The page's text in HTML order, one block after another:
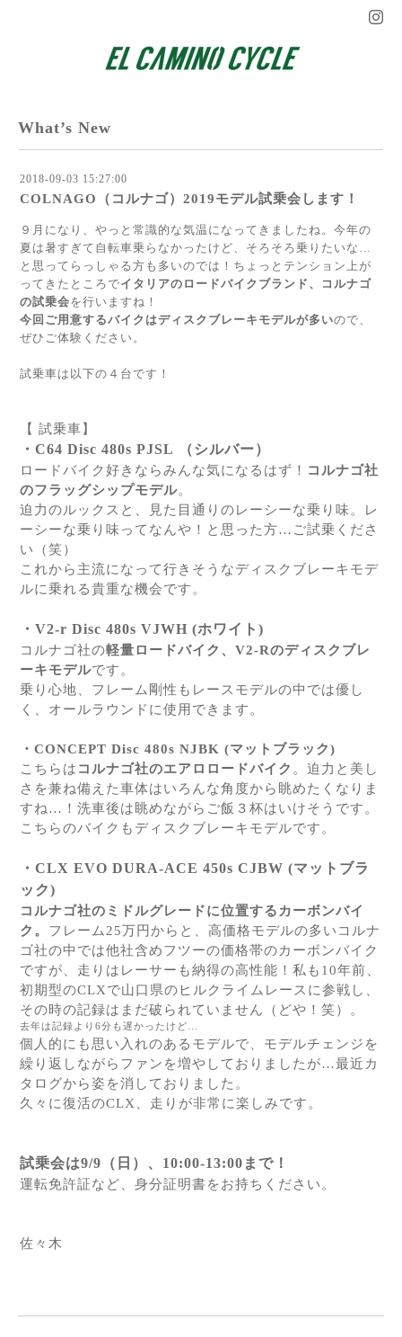
What’s New
2018-09-03 15:27:00
COLNAGO（コルナゴ）2019モデル試乗会します！
９月になり、やっと常識的な気温になってきましたね。今年の
夏は暑すぎて自転車乗らなかったけど、そろそろ乗りたいな…
と思ってらっしゃる方も多いのでは！ちょっとテンション上が
ってきたところでイタリアのロードバイクブランド、コルナゴ
の試乗会を行いますね！
今回ご用意するバイクはディスクブレーキモデルが多いので、
ぜひご体験ください。
試乗車は以下の４台です！
【 試乗車】
・ C64 Disc 480s PJSL （シルバー）
ロードバイク好きならみんな気になるはず！ コルナゴ社
のフラッグシップモデル。
迫力のルックスと、見た目通りのレーシーな乗り味。レ
ーシーな乗り味ってなんや！と思った方…ご試乗くださ
い（笑）
これから主流になって行きそうなディスクブレーキモデ
ルに乗れる貴重な機会です。
・ V2-r Disc 480s VJWH (ホワイト )
コルナゴ社の軽量ロードバイク、V2-Rのディスクブレ
ーキモデルです。
乗り心地、フレーム剛性もレースモデルの中では優し
く、オールラウンドに使用できます。
・ CONCEPT Disc 480s NJBK (マットブラック)
こちらは コルナゴ社のエアロロードバイク 。迫力と美し
さを兼ね備えた車体はいろんな角度から眺めたくなりま
すね…！洗車後は眺めながらご飯３杯はいけそうです。
こちらのバイクもディスクブレーキモデルです。
・ CLX EVO DURA-ACE 450s CJBW (マットブラ
ック)
コルナゴ社のミドルグレードに位置するカーボンバイ
ク。 フレーム25万円からと、高価格モデルの多いコルナ
ゴ社の中では他社含めフツーの価格帯のカーボンバイク
ですが、走りはレーサーも納得の高性能！私も10年前、
初期型のCLXで山口県のヒルクライムレースに参戦し、
その時の記録はまだ破られていません（どや！笑）。
去年は記録より6分も遅かったけど…
個人的にも思い入れのあるモデルで、モデルチェンジを
繰り返しながらファンを増やしておりましたが…最近カ
タログから姿を消しておりました。
久々に復活のCLX、走りが非常に楽しみです。
試乗会は9/9（日）、10:00-13:00まで！
運転免許証など、身分証明書をお持ちください。
佐々木